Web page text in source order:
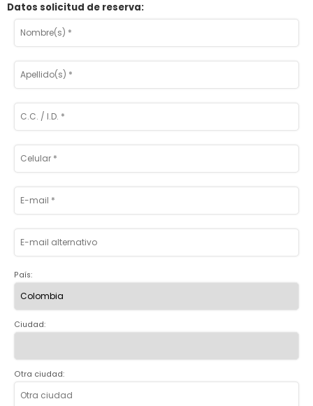
Datos solicitud de reserva:
País:
Ciudad:
Otra ciudad: